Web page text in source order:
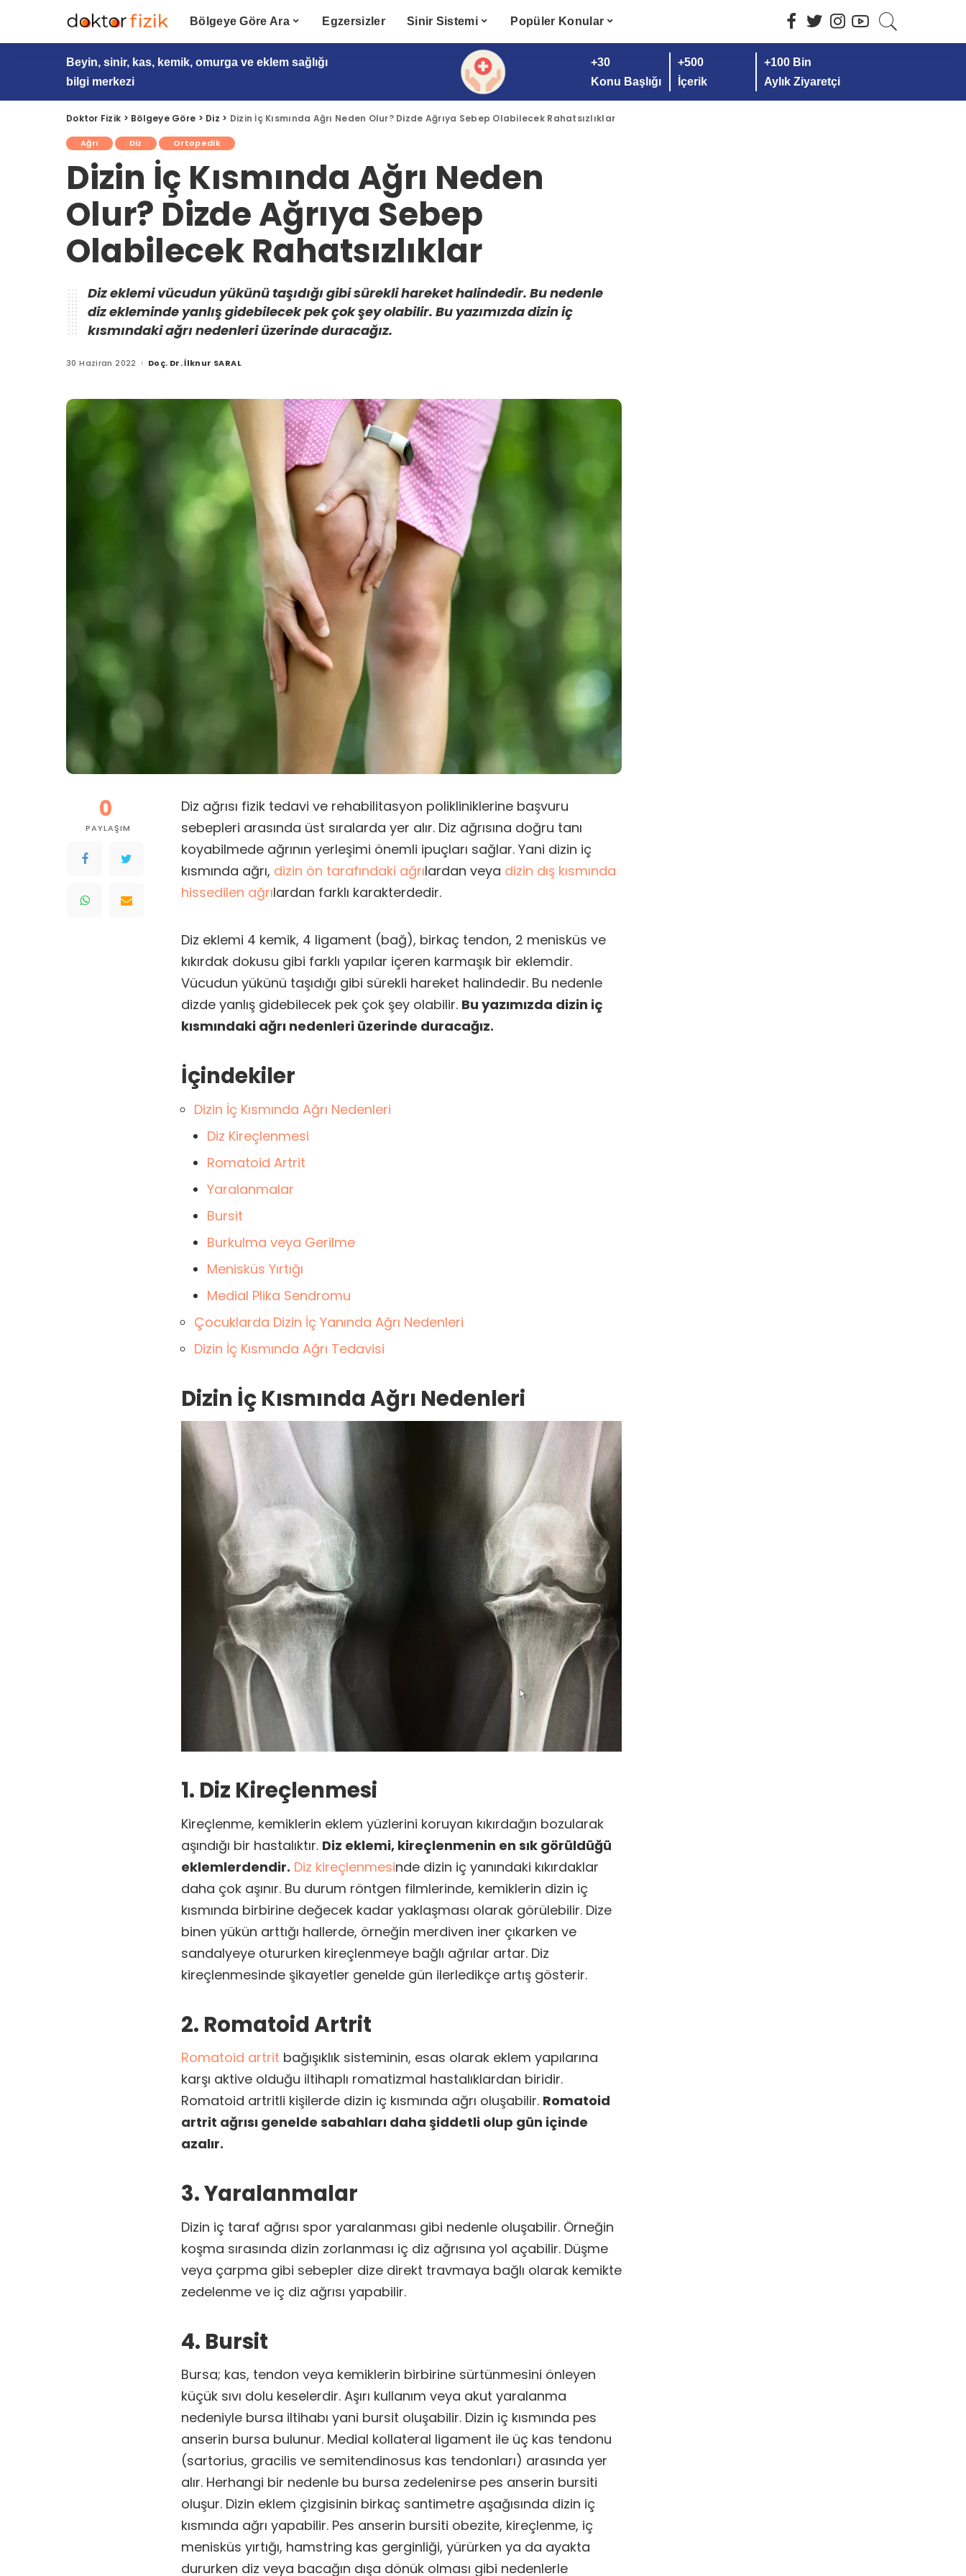
Bölgeye Göre Ara Egzersizler Sinir Sistemi Popüler Konular
Beyin, sinir, kas, kemik, omurga ve eklem sağlığı
bilgi merkezi
+30
Konu Başlığı
+500
İçerik
+100 Bin
Aylık Ziyaretçi
Doktor Fizik > Bölgeye Göre > Diz > Dizin İç Kısmında Ağrı Neden Olur? Dizde Ağrıya Sebep Olabilecek Rahatsızlıklar
Ağrı Diz Ortopedik
Dizin İç Kısmında Ağrı Neden
Olur? Dizde Ağrıya Sebep
Olabilecek Rahatsızlıklar
Diz eklemi vücudun yükünü taşıdığı gibi sürekli hareket halindedir. Bu nedenle
diz ekleminde yanlış gidebilecek pek çok şey olabilir. Bu yazımızda dizin iç
kısmındaki ağrı nedenleri üzerinde duracağız.
30 Haziran 2022 Posted
Doç. Dr. İlknur SARAL
0
PAYLAŞIM
Diz ağrısı fizik tedavi ve rehabilitasyon polikliniklerine başvuru
sebepleri arasında üst sıralarda yer alır. Diz ağrısına doğru tanı
koyabilmede ağrının yerleşimi önemli ipuçları sağlar. Yani dizin iç
kısmında ağrı, dizin ön tarafındaki ağrılardan veya dizin dış kısmında
hissedilen ağrılardan farklı karakterdedir.
Diz eklemi 4 kemik, 4 ligament (bağ), birkaç tendon, 2 menisküs ve
kıkırdak dokusu gibi farklı yapılar içeren karmaşık bir eklemdir.
Vücudun yükünü taşıdığı gibi sürekli hareket halindedir. Bu nedenle
dizde yanlış gidebilecek pek çok şey olabilir. Bu yazımızda dizin iç
kısmındaki ağrı nedenleri üzerinde duracağız.
İçindekiler
Dizin İç Kısmında Ağrı Nedenleri
Diz Kireçlenmesi
Romatoid Artrit
Yaralanmalar
Bursit
Burkulma veya Gerilme
Menisküs Yırtığı
Medial Plika Sendromu
Çocuklarda Dizin İç Yanında Ağrı Nedenleri
Dizin İç Kısmında Ağrı Tedavisi
Dizin İç Kısmında Ağrı Nedenleri
1. Diz Kireçlenmesi
Kireçlenme, kemiklerin eklem yüzlerini koruyan kıkırdağın bozularak
aşındığı bir hastalıktır. Diz eklemi, kireçlenmenin en sık görüldüğü
eklemlerdendir. Diz kireçlenmesinde dizin iç yanındaki kıkırdaklar
daha çok aşınır. Bu durum röntgen filmlerinde, kemiklerin dizin iç
kısmında birbirine değecek kadar yaklaşması olarak görülebilir. Dize
binen yükün arttığı hallerde, örneğin merdiven iner çıkarken ve
sandalyeye otururken kireçlenmeye bağlı ağrılar artar. Diz
kireçlenmesinde şikayetler genelde gün ilerledikçe artış gösterir.
2. Romatoid Artrit
Romatoid artrit bağışıklık sisteminin, esas olarak eklem yapılarına
karşı aktive olduğu iltihaplı romatizmal hastalıklardan biridir.
Romatoid artritli kişilerde dizin iç kısmında ağrı oluşabilir. Romatoid
artrit ağrısı genelde sabahları daha şiddetli olup gün içinde
azalır.
3. Yaralanmalar
Dizin iç taraf ağrısı spor yaralanması gibi nedenle oluşabilir. Örneğin
koşma sırasında dizin zorlanması iç diz ağrısına yol açabilir. Düşme
veya çarpma gibi sebepler dize direkt travmaya bağlı olarak kemikte
zedelenme ve iç diz ağrısı yapabilir.
4. Bursit
Bursa; kas, tendon veya kemiklerin birbirine sürtünmesini önleyen
küçük sıvı dolu keselerdir. Aşırı kullanım veya akut yaralanma
nedeniyle bursa iltihabı yani bursit oluşabilir. Dizin iç kısmında pes
anserin bursa bulunur. Medial kollateral ligament ile üç kas tendonu
(sartorius, gracilis ve semitendinosus kas tendonları) arasında yer
alır. Herhangi bir nedenle bu bursa zedelenirse pes anserin bursiti
oluşur. Dizin eklem çizgisinin birkaç santimetre aşağısında dizin iç
kısmında ağrı yapabilir. Pes anserin bursiti obezite, kireçlenme, iç
menisküs yırtığı, hamstring kas gerginliği, yürürken ya da ayakta
dururken diz veya bacağın dışa dönük olması gibi nedenlerle